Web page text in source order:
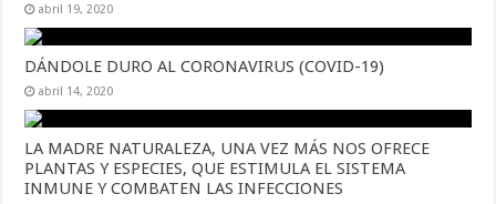
abril 19, 2020
DÁNDOLE DURO AL CORONAVIRUS (COVID-19)
abril 14, 2020
LA MADRE NATURALEZA, UNA VEZ MÁS NOS OFRECE
PLANTAS Y ESPECIES, QUE ESTIMULA EL SISTEMA
INMUNE Y COMBATEN LAS INFECCIONES